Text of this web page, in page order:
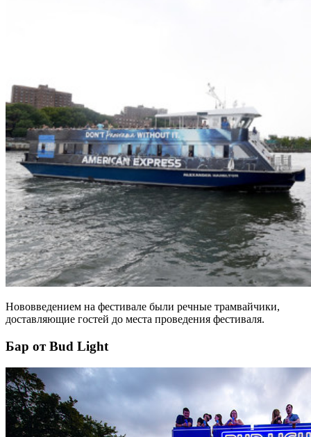
Нововведением на фестивале были речные трамвайчики,
доставляющие гостей до места проведения фестиваля.
Бар от Bud Light